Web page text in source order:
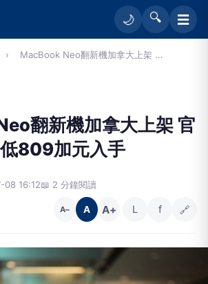
🌙 🔍 ☰
› MacBook Neo翻新機加拿大上架 ...
翻新機加拿大上架 官
809加元入手
08 16:12📖 2 分鐘閱讀
A− A A+ L f 🔗